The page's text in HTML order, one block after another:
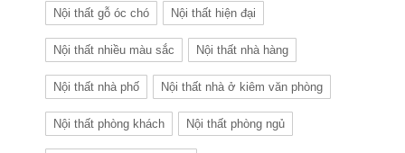
Nội thất gỗ óc chó Nội thất hiện đại
Nội thất nhiều màu sắc Nội thất nhà hàng
Nội thất nhà phố Nội thất nhà ở kiêm văn phòng
Nội thất phòng khách Nội thất phòng ngủ